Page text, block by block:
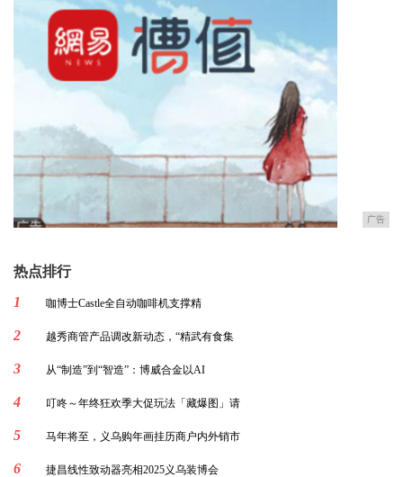
广告
热点排行
1
咖博士Castle全自动咖啡机支撑精
2 越秀商管产品调改新动态，“精武有食集
3 从“制造”到“智造”：博威合金以AI
4 叮咚～年终狂欢季大促玩法「藏爆图」请
5 马年将至，义乌购年画挂历商户内外销市
6 捷昌线性致动器亮相2025义乌装博会